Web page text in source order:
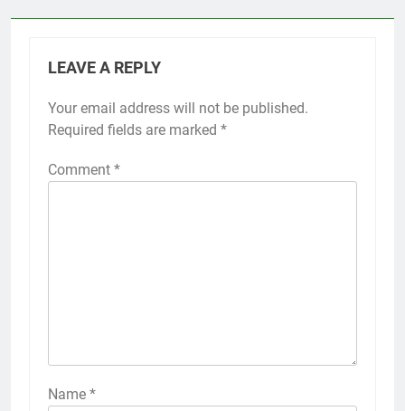
LEAVE A REPLY
Your email address will not be published.
Required fields are marked *
Comment *
Name *